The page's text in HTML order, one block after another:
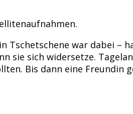
Tschetschene war dabei –
sie sich widersetze.
Bis dann eine Freundin